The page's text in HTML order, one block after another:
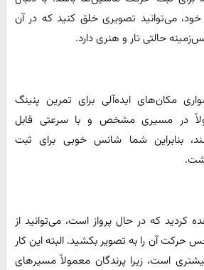
می‌توانید تصویری خلق کنید که در آن
حالتی تار و هنری دارد.
مکان‌های ایده‌آلی برای تمرین پنینگ
در مسیری مشخص و با سرعتی قابل
بنابراین شما شانس خوبی برای ثبت
کردید که در حال پرواز است، می‌توانید از
حرکت آن را به تصویر بکشید. البته این کار
است، زیرا پرندگان معمولاً مسیرهای